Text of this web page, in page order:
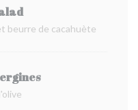
beurre de cacahuète